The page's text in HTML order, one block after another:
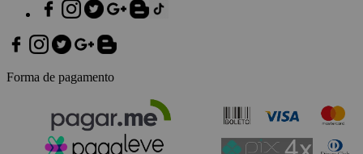
Forma de pagamento